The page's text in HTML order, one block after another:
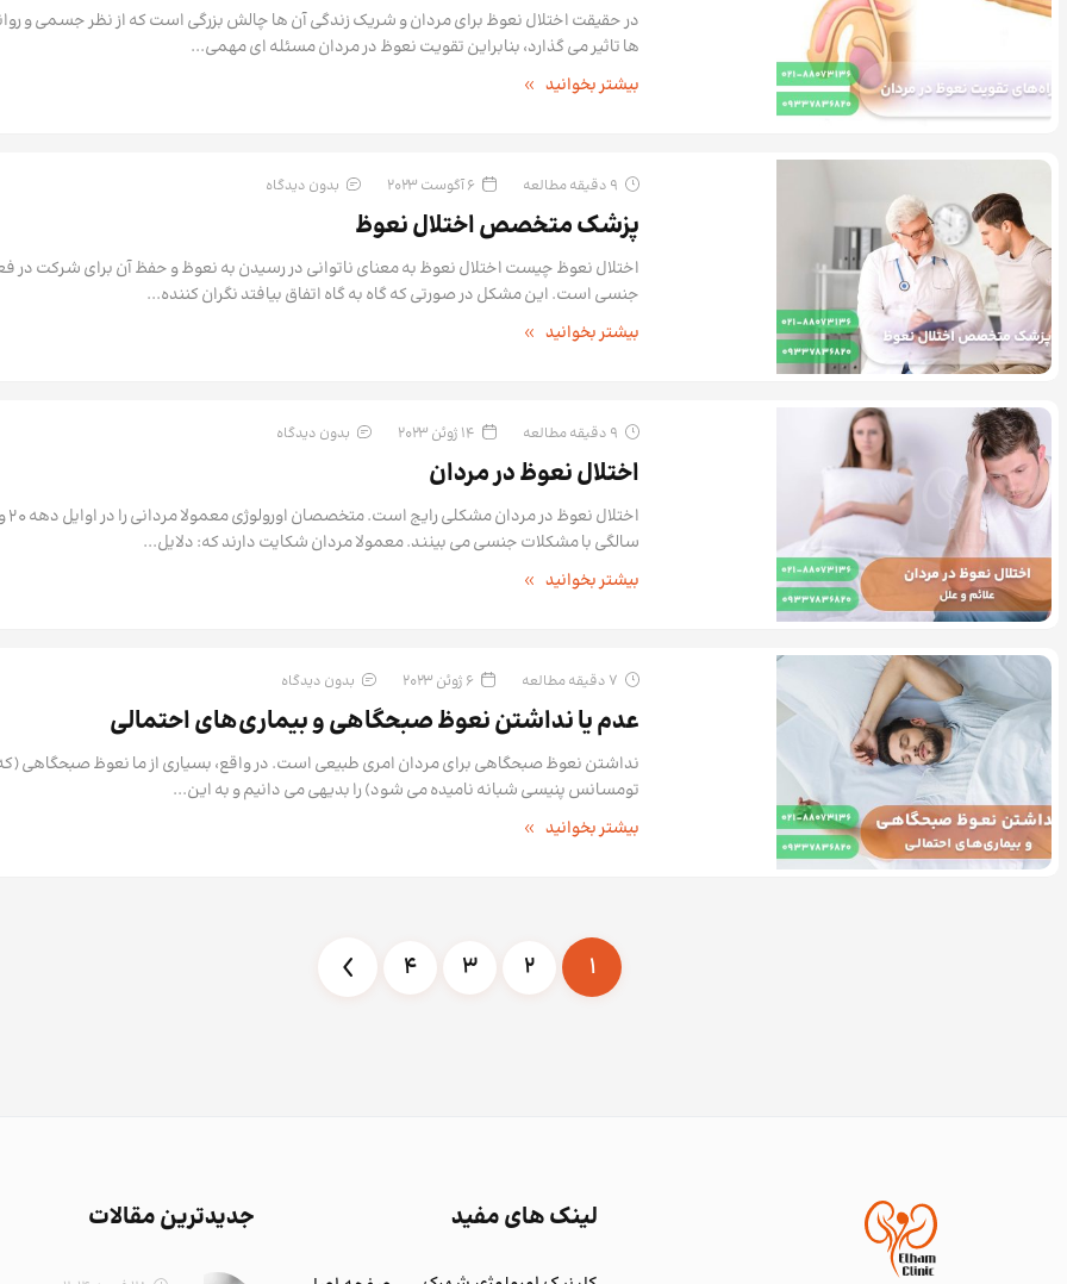
در حقیقت اختلال نعوظ برای مردان و شریک زندگی آن ها چالش بزرگی است که از نظر جسمی و
ها تاثیر می گذارد، بنابراین تقویت نعوظ در مردان مسئله ای مهمی...
بیشتر بخوانید
9 دقیقه مطالعه 6 آگوست 2023 بدون دیدگاه
پزشک متخصص اختلال نعوظ
اختلال نعوظ چیست اختلال نعوظ به معنای ناتوانی در رسیدن به نعوظ و حفظ آن برای شرکت در
جنسی است. این مشکل در صورتی که گاه به گاه اتفاق بیافتد نگران کننده...
بیشتر بخوانید
9 دقیقه مطالعه 14 ژوئن 2023 بدون دیدگاه
اختلال نعوظ در مردان
سالگی با مشکلات جنسی می بینند. معمولا مردان شکایت دارند که: دلایل...
بیشتر بخوانید
7 دقیقه مطالعه 6 ژوئن 2023 بدون دیدگاه
عدم یا نداشتن نعوظ صبحگاهی و بیماری‌های احتمالی
نداشتن نعوظ صبحگاهی برای مردان امری طبیعی است. در واقع، بسیاری از ما نعوظ صبحگاهی
تومسانس پنیسی شبانه نامیده می شود) را بدیهی می دانیم و به این...
بیشتر بخوانید
1
2
3
4
لینک های مفید جدیدترین مقالات